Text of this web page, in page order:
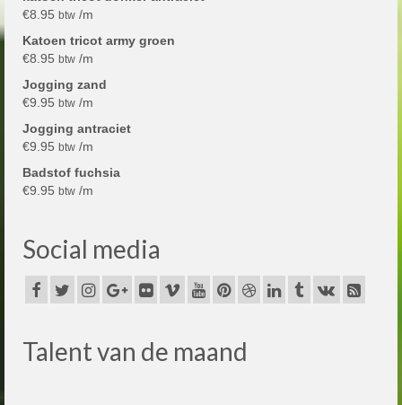
€8.95 btw /m
Katoen tricot army groen
€8.95 btw /m
Jogging zand
€9.95 btw /m
Jogging antraciet
€9.95 btw /m
Badstof fuchsia
€9.95 btw /m
Social media
Talent van de maand